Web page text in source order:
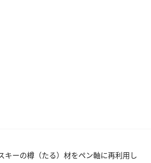
キーの樽（たる）材をペン軸に再利用し